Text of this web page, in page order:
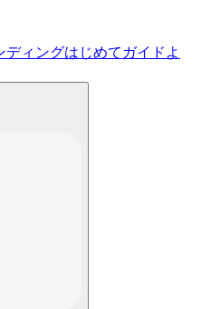
ディングはじめてガイド よ